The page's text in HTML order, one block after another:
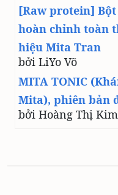
[Raw protein]
hoàn chỉnh toàn
hiệu Mita Tran
bởi LiYo Võ
MITA TONIC
Mita), phiên bản
bởi Hoàng Thị